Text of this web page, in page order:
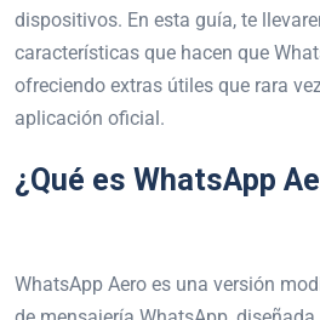
dispositivos. En esta guía, te
características que hacen que
ofreciendo extras útiles que rara
aplicación oficial.
¿Qué es WhatsApp
WhatsApp Aero es una versión